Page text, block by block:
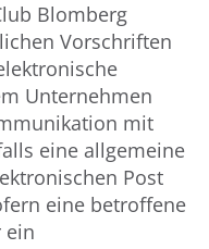
Blomberg
Vorschriften
Unternehmen
mit
eine allgemeine
Post
eine betroffene
ein